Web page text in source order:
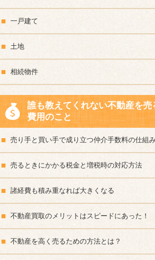
一戸建て
土地
相続物件
誰も教えてくれない不動産を売
費用のこと
売り手と買い手で成り立つ仲介手数料の仕組み
売るときにかかる税金と増税時の対応方法
諸経費も積み重なれば大きくなる
不動産買取のメリットはスピードにあった！
不動産を高く売るための方法とは？